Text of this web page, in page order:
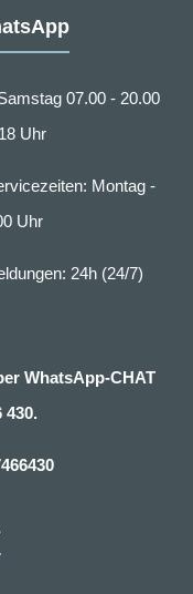
07.00 - 20.00
Uhr
Montag -
Uhr
24h (24/7)
WhatsApp-CHAT
430.